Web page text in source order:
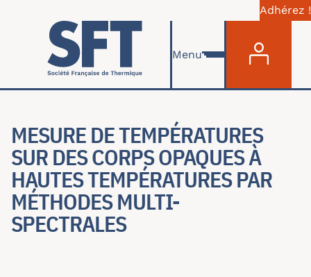
Aller au contenu principal
Adhérez !
Menu
MESURE DE TEMPÉRATURES
SUR DES CORPS OPAQUES À
HAUTES TEMPÉRATURES PAR
MÉTHODES MULTI-
SPECTRALES